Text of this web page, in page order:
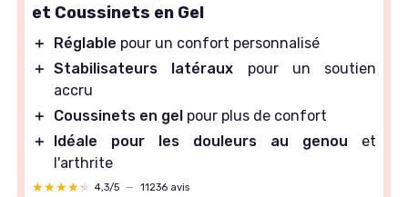
et Coussinets en Gel
＋ Réglable pour un confort personnalisé
＋ Stabilisateurs latéraux pour un soutien
accru
＋
Coussinets en gel pour plus de confort
＋
Idéale pour les douleurs au genou et
l'arthrite
★★★★★
★★★★★ 4,3/5 — 11236 avis